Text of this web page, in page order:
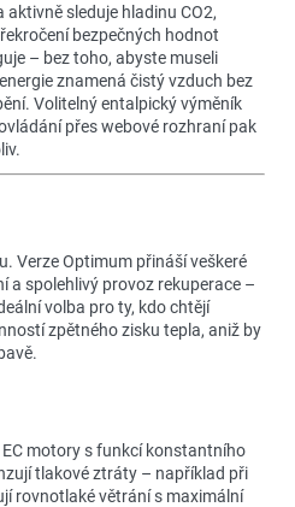
sleduje hladinu CO2,
bezpečných hodnot
– bez toho, abyste museli
znamená čistý vzduch bez
Volitelný entalpický výměník
přes webové rozhraní pak
Verze Optimum přináší veškeré
a spolehlivý provoz rekuperace –
volba pro ty, kdo chtějí
zpětného zisku tepla, aniž by
motory s funkcí konstantního
tlakové ztráty – například při
rovnotlaké větrání s maximální